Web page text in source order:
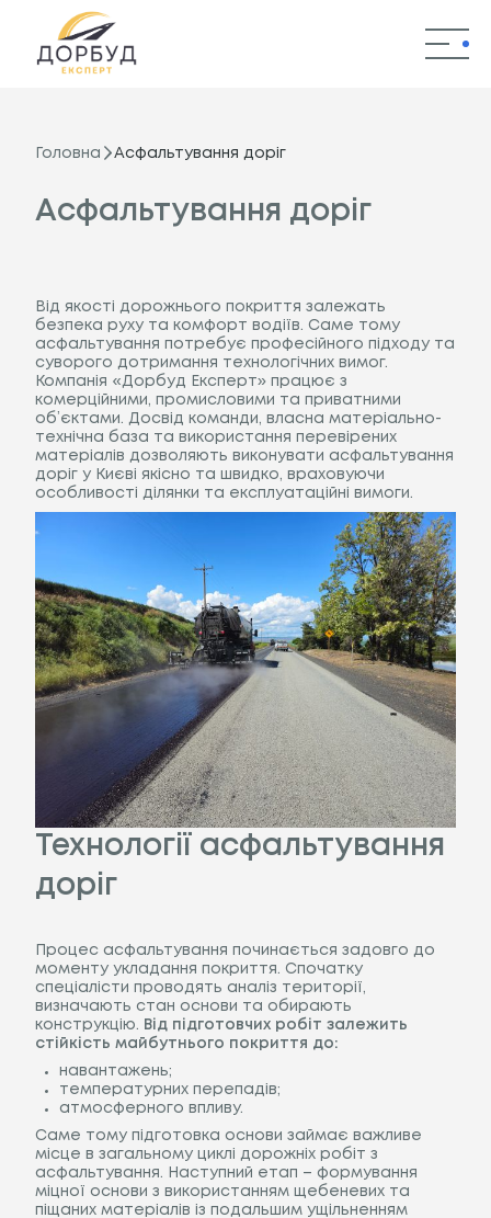
Послуги
Наші роботи
Контакти
Головна Асфальтування доріг
Асфальтування доріг
Від якості дорожнього покриття залежать
безпека руху та комфорт водіїв. Саме тому
асфальтування потребує професійного підходу та
суворого дотримання технологічних вимог.
Компанія «Дорбуд Експерт» працює з
комерційними, промисловими та приватними
об’єктами. Досвід команди, власна матеріально-
технічна база та використання перевірених
матеріалів дозволяють виконувати асфальтування
доріг у Києві якісно та швидко, враховуючи
особливості ділянки та експлуатаційні вимоги.
Технології асфальтування
доріг
Процес асфальтування починається задовго до
моменту укладання покриття. Спочатку
спеціалісти проводять аналіз території,
визначають стан основи та обирають
конструкцію. Від підготовчих робіт залежить
стійкість майбутнього покриття до:
навантажень;
температурних перепадів;
атмосферного впливу.
Саме тому підготовка основи займає важливе
місце в загальному циклі дорожніх робіт з
асфальтування. Наступний етап – формування
міцної основи з використанням щебеневих та
піщаних матеріалів із подальшим ущільненням